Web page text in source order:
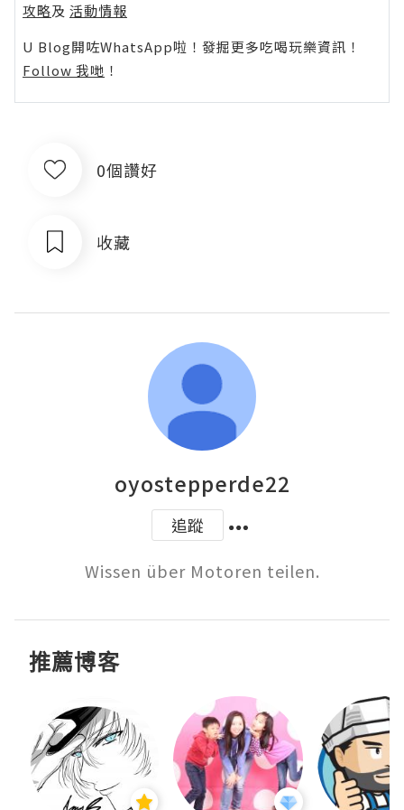
攻略及 活動情報
U Blog開咗WhatsApp啦！發掘更多吃喝玩樂資訊！
Follow 我哋 ！
0個讚好
收藏
oyostepperde22
追蹤
Wissen über Motoren teilen.
推薦博客